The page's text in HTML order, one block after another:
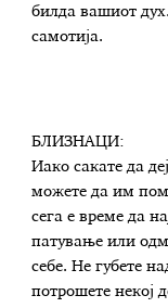
билда вашиот
самотија.
БЛИЗНАЦИ:
Иако сакате да
можете да им
сега е време да
патување или
себе. Не губете
потрошете некој